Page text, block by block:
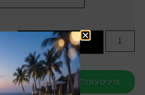
הוספה לסל
צריכים עזרה?